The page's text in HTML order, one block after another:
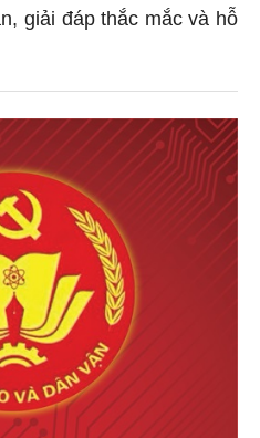
giải đáp thắc mắc và hỗ